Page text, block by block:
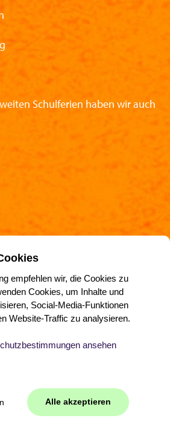
empfehlen wir, die Cookies zu
Cookies, um Inhalte und
Social-Media-Funktionen
Website-Traffic zu analysieren.
ansehen
Alle akzeptieren
Schulferien haben wir auch
Folgen Sie uns
Website vonWEBJONGENS